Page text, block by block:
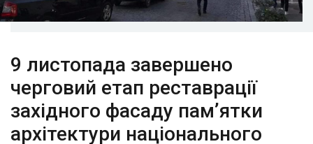
9 листопада завершено
черговий етап реставрації
західного фасаду пам’ятки
архітектури національного